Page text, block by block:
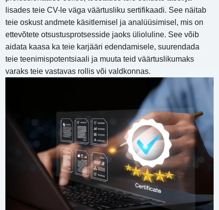
lisades teie CV-le väga väärtusliku sertifikaadi. See näitab
teie oskust andmete käsitlemisel ja analüüsimisel, mis on
ettevõtete otsustusprotsesside jaoks ülioluline. See võib
aidata kaasa ka teie karjääri edendamisele, suurendada
teie teenimispotentsiaali ja muuta teid väärtuslikumaks
varaks teie vastavas rollis või valdkonnas.